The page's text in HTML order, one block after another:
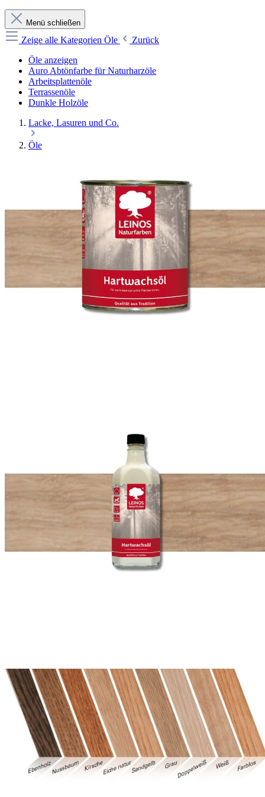
Menü schließen
Zeige alle Kategorien Öle
Zurück
Öle anzeigen
Auro Abtönfarbe für Naturharzöle
Arbeitsplattenöle
Terrassenöle
Dunkle Holzöle
Lacke, Lasuren und Co.
Öle